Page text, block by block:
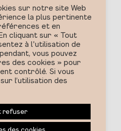
sur notre site Web
la plus pertinente
et en
cliquant sur « Tout
à l'utilisation de
vous pouvez
des cookies » pour
contrôlé. Si vous
l’utilisation des
refuser